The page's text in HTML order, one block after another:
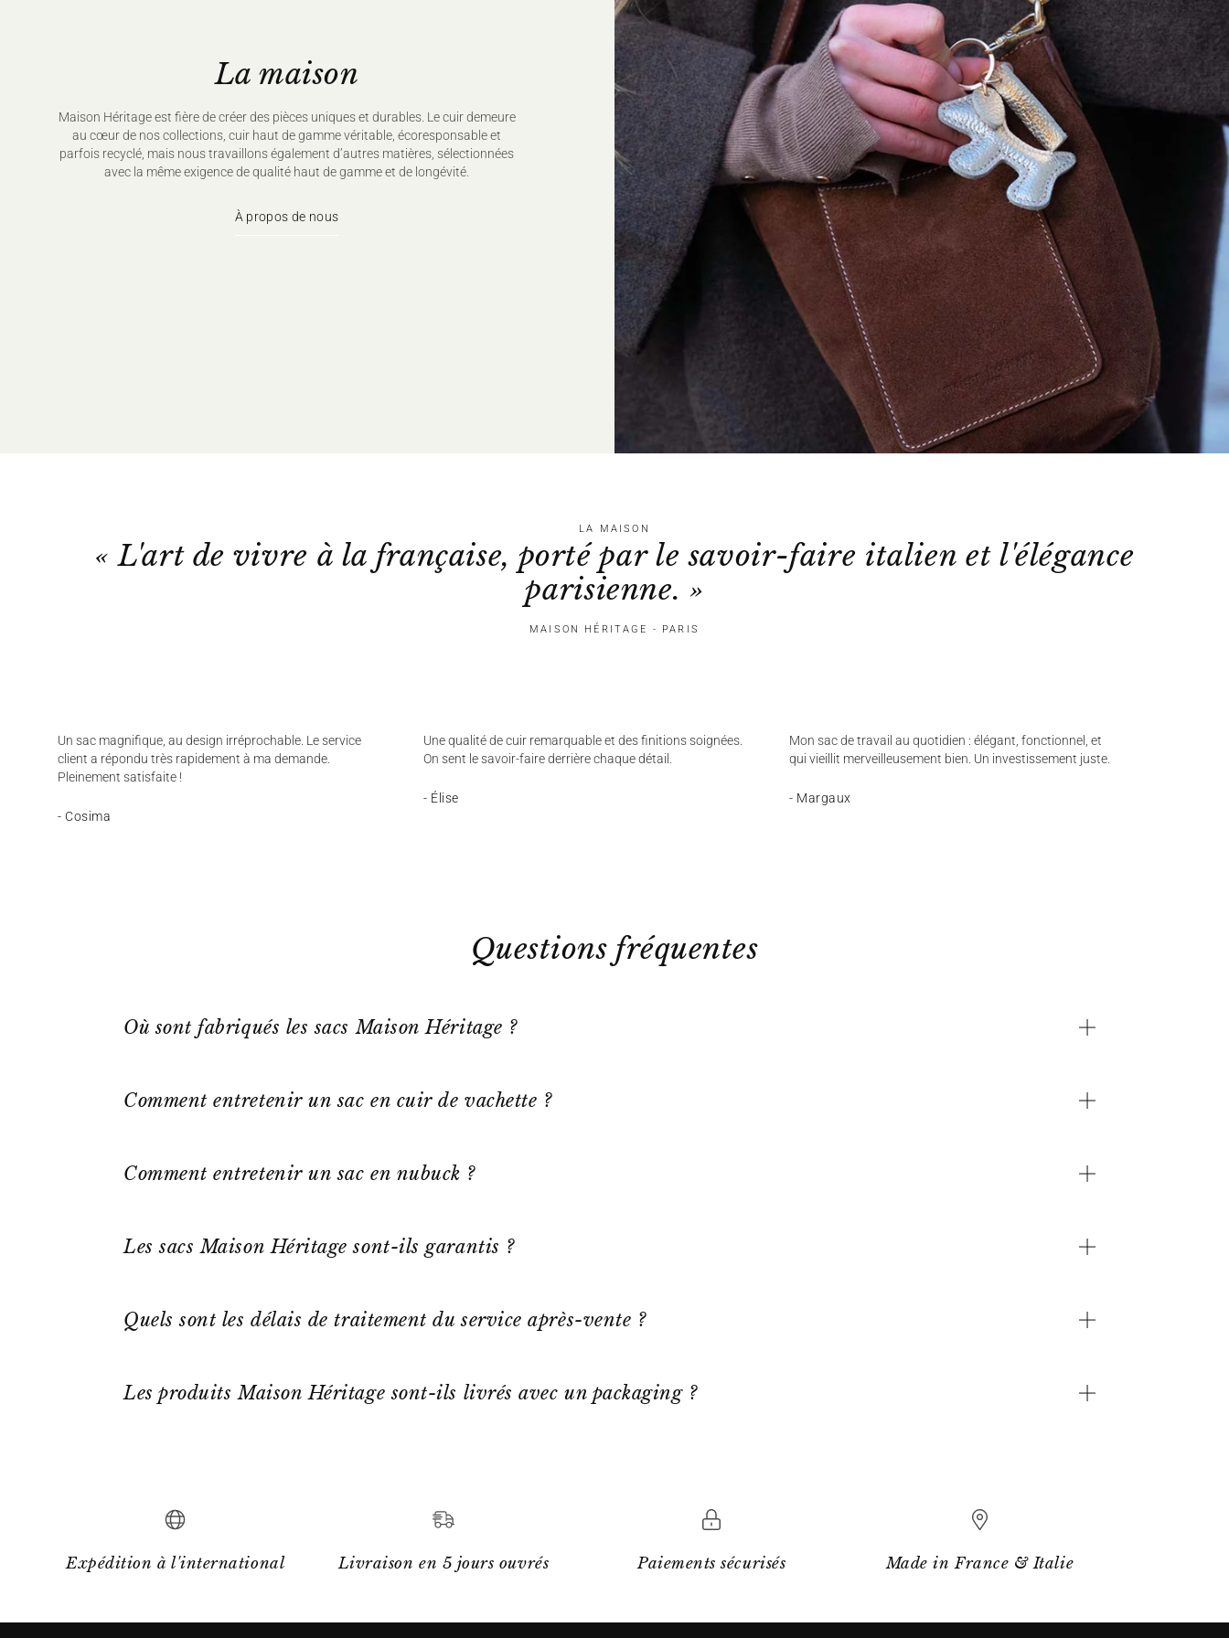
La maison
Maison Héritage est fière de créer des pièces uniques et durables. Le cuir demeure
au cœur de nos collections, cuir haut de gamme véritable, écoresponsable et
parfois recyclé, mais nous travaillons également d’autres matières, sélectionnées
avec la même exigence de qualité haut de gamme et de longévité.
À propos de nous
LA MAISON
« L'art de vivre à la française, porté par le savoir-faire italien et l'élégance
parisienne. »
MAISON HÉRITAGE - PARIS
Un sac magnifique, au design irréprochable. Le service
client a répondu très rapidement à ma demande.
Pleinement satisfaite !
- Cosima
Une qualité de cuir remarquable et des finitions soignées.
On sent le savoir-faire derrière chaque détail.
- Élise
Mon sac de travail au quotidien : élégant, fonctionnel, et
qui vieillit merveilleusement bien. Un investissement juste.
- Margaux
Questions fréquentes
Où sont fabriqués les sacs Maison Héritage ?
Comment entretenir un sac en cuir de vachette ?
Comment entretenir un sac en nubuck ?
Les sacs Maison Héritage sont-ils garantis ?
Quels sont les délais de traitement du service après-vente ?
Les produits Maison Héritage sont-ils livrés avec un packaging ?
Expédition à l'international Livraison en 5 jours ouvrés Paiements sécurisés Made in France & Italie